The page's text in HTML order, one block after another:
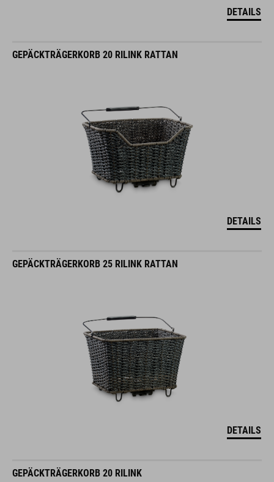
DETAILS
GEPÄCKTRÄGERKORB 20 RILINK RATTAN
DETAILS
GEPÄCKTRÄGERKORB 25 RILINK RATTAN
DETAILS
GEPÄCKTRÄGERKORB 20 RILINK